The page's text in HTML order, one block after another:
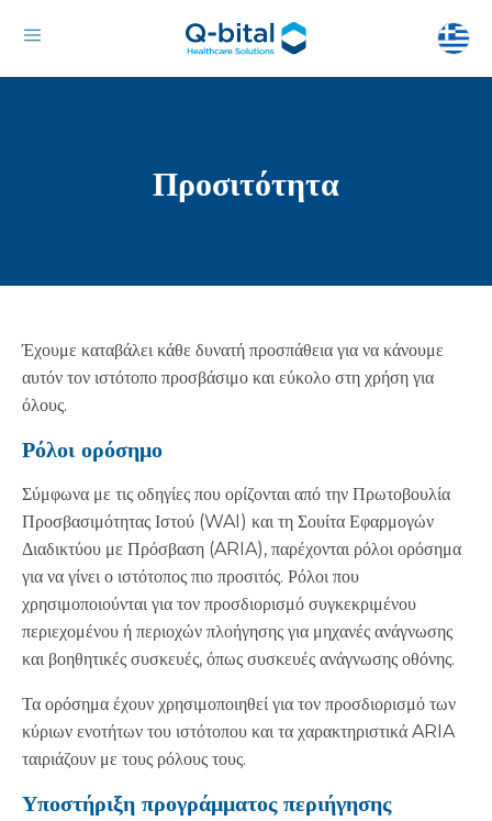
Προσιτότητα
Έχουμε καταβάλει κάθε δυνατή προσπάθεια για να κάνουμε
αυτόν τον ιστότοπο προσβάσιμο και εύκολο στη χρήση για
όλους.
Ρόλοι ορόσημο
Σύμφωνα με τις οδηγίες που ορίζονται από την Πρωτοβουλία
Προσβασιμότητας Ιστού (WAI) και τη Σουίτα Εφαρμογών
Διαδικτύου με Πρόσβαση (ARIA), παρέχονται ρόλοι ορόσημα
για να γίνει ο ιστότοπος πιο προσιτός. Ρόλοι που
χρησιμοποιούνται για τον προσδιορισμό συγκεκριμένου
περιεχομένου ή περιοχών πλοήγησης για μηχανές ανάγνωσης
και βοηθητικές συσκευές, όπως συσκευές ανάγνωσης οθόνης.
Τα ορόσημα έχουν χρησιμοποιηθεί για τον προσδιορισμό των
κύριων ενοτήτων του ιστότοπου και τα χαρακτηριστικά ARIA
ταιριάζουν με τους ρόλους τους.
Υποστήριξη προγράμματος περιήγησης